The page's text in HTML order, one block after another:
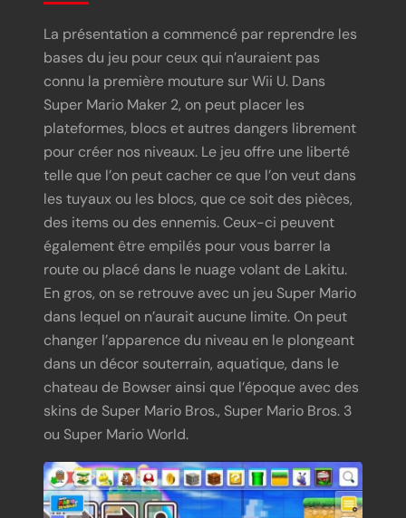
La présentation a commencé par reprendre les
bases du jeu pour ceux qui n’auraient pas
connu la première mouture sur Wii U. Dans
Super Mario Maker 2, on peut placer les
plateformes, blocs et autres dangers librement
pour créer nos niveaux. Le jeu offre une liberté
telle que l’on peut cacher ce que l’on veut dans
les tuyaux ou les blocs, que ce soit des pièces,
des items ou des ennemis. Ceux-ci peuvent
également être empilés pour vous barrer la
route ou placé dans le nuage volant de Lakitu.
En gros, on se retrouve avec un jeu Super Mario
dans lequel on n’aurait aucune limite. On peut
changer l’apparence du niveau en le plongeant
dans un décor souterrain, aquatique, dans le
chateau de Bowser ainsi que l’époque avec des
skins de Super Mario Bros., Super Mario Bros. 3
ou Super Mario World.